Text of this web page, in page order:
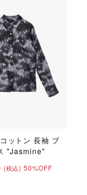
ットン 長袖 ブ
"Jasmine"
(税込) 50%OFF